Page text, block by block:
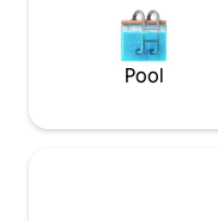
Pool